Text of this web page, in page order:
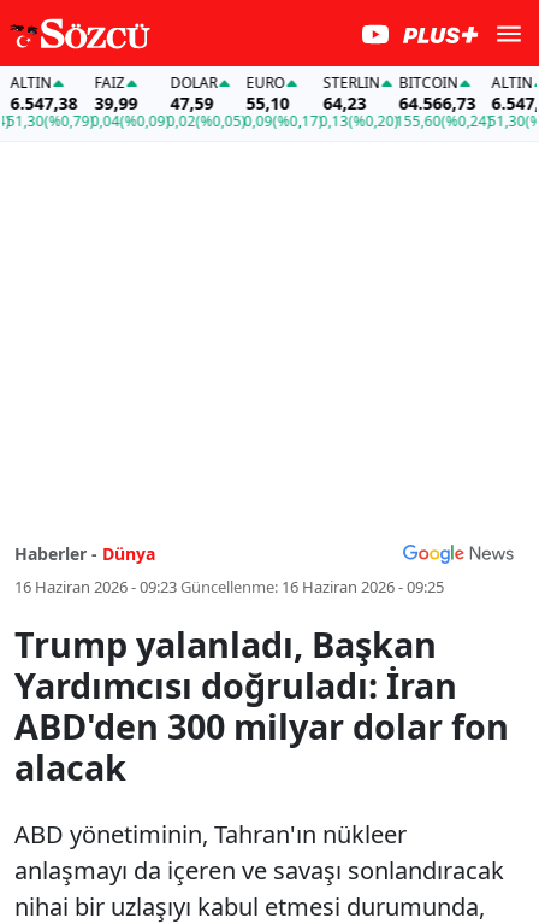
(%0,79)
FAİZ
39,99
0,04(%0,09)
DOLAR
47,59
0,02(%0,05)
EURO
55,10
0,09(%0,17)
STERLIN
64,23
0,13(%0,20)
BITCOIN
64.566,73
155,60(%0,24)
ALTIN
6.547,38
51,30
Haberler - Dünya
16 Haziran 2026 - 09:23Güncellenme: 16 Haziran 2026 - 09:25
Trump yalanladı, Başkan
Yardımcısı doğruladı: İran
ABD'den 300 milyar dolar fon
alacak
ABD yönetiminin, Tahran'ın nükleer
anlaşmayı da içeren ve savaşı sonlandıracak
nihai bir uzlaşıyı kabul etmesi durumunda,